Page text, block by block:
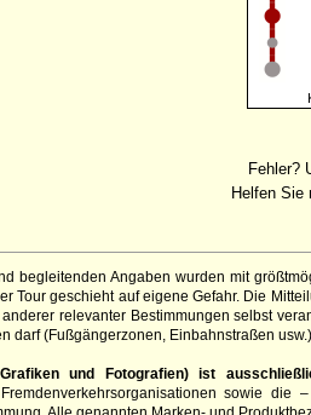
Fehler?
Helfen Sie
begleitenden Angaben wurden mit
Tour geschieht auf eigene Gefahr. Die
relevanter Bestimmungen selbst
darf (Fußgängerzonen, Einbahnstraßen
und Fotografien) ist
sowie